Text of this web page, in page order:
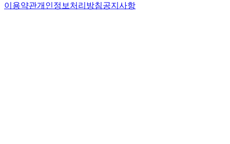
이용약관개인정보처리방침공지사항